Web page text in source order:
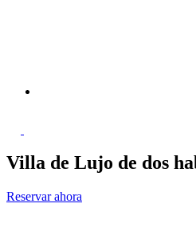
Villa de Lujo de dos
Reservar ahora